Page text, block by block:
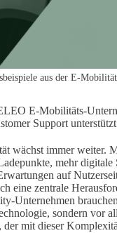
aus der E-Mobilität
E-Mobilitäts-
Support unterstützt
wächst immer weiter.
mehr digitale
auf
eine zentrale
Unternehmen
sondern vor
der mit dieser